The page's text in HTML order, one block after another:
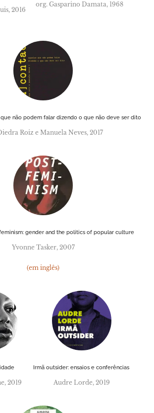
2016
org. Gasparino Damata, 1968
que não podem falar dizendo o que não deve ser dito
Roiz e Manuela Neves, 2017
gender and the politics of popular culture
Yvonne Tasker, 2007
(em inglês)
2019
Irmã outsider: ensaios e conferências
Audre Lorde, 2019